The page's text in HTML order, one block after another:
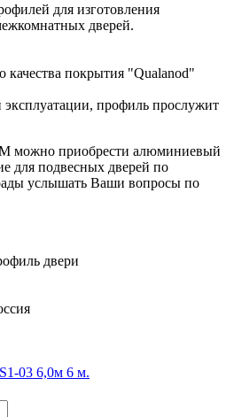
для изготовления
дверей.
качества покрытия "Qualanod"
профиль прослужит
можно приобрести алюминиевый
для подвесных дверей по
услышать Ваши вопросы по
двери
03 6,0м 6 м.